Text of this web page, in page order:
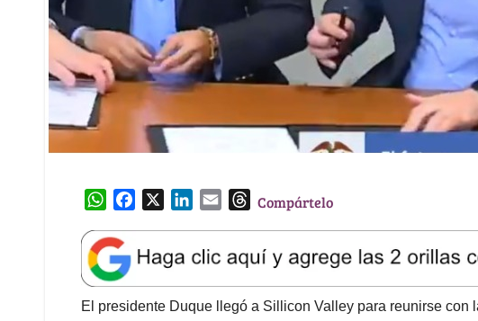
W
a
t
s
A
e
b
o
k
e
d
l
T
e
a
d
Compártelo
El presidente Duque llegó a Sillicon Valley para reunirse con